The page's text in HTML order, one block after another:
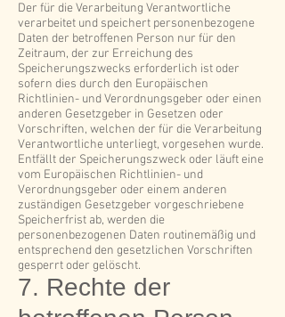
Der für die Verarbeitung Verantwortliche
verarbeitet und speichert personenbezogene
Daten der betroffenen Person nur für den
Zeitraum, der zur Erreichung des
Speicherungszwecks erforderlich ist oder
sofern dies durch den Europäischen
Richtlinien- und Verordnungsgeber oder einen
anderen Gesetzgeber in Gesetzen oder
Vorschriften, welchen der für die Verarbeitung
Verantwortliche unterliegt, vorgesehen wurde.
Entfällt der Speicherungszweck oder läuft eine
vom Europäischen Richtlinien- und
Verordnungsgeber oder einem anderen
zuständigen Gesetzgeber vorgeschriebene
Speicherfrist ab, werden die
personenbezogenen Daten routinemäßig und
entsprechend den gesetzlichen Vorschriften
gesperrt oder gelöscht.
7. Rechte der